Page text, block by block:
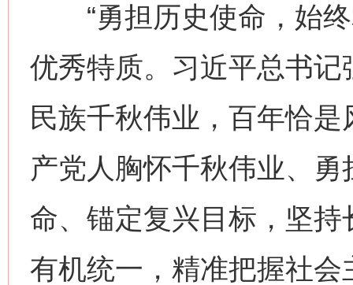
“勇担历史使命，始终
优秀特质。习近平总书记
民族千秋伟业，百年恰
产党人胸怀千秋伟业、
命、锚定复兴目标，坚
有机统一，精准把握社